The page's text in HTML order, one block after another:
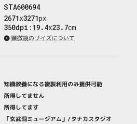
STA600694
2671x3271px
350dpi : 19.4x23.7cm
顕微鏡のサイズについて
知識教養になる複製利用のみ提供可能
所得してません
所得してます
「玄武洞ミュージアム」/タナカスタジオ